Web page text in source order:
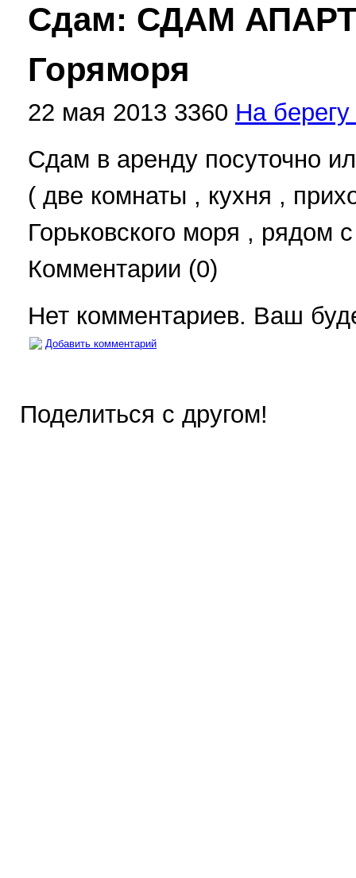
Сдам: СДАМ
Горяморя
22 мая 2013 3360 На
Сдам в аренду посуточно
( две комнаты , кухня ,
Горьковского моря , рядом
Комментарии (0)
Нет комментариев. Ваш
Добавить комментарий
Поделиться с другом!